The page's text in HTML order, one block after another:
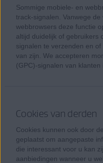
Sommige mobiele- en
track-signalen. Vanwege
webbrowsers deze functie
altijd duidelijk of gebruikers
signalen te verzenden en
van zijn. We accepteren
(GPC)-signalen van klanten
Cookies van derden
Cookies kunnen ook door
geplaatst om aangepaste
die interessant voor u kan
aanbiedingen wanneer u